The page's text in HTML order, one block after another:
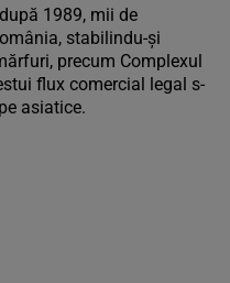
1989, mii de
stabilindu-și
precum Complexul
flux comercial legal s-
asiatice.